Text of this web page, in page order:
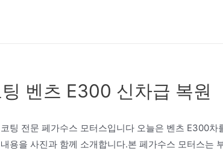
벤츠 E300 신차급 복원
팅 전문 페가수스 모터스입니다 오늘은 벤츠 E300
용을 사진과 함께 소개합니다.본 페가수스 모터스는